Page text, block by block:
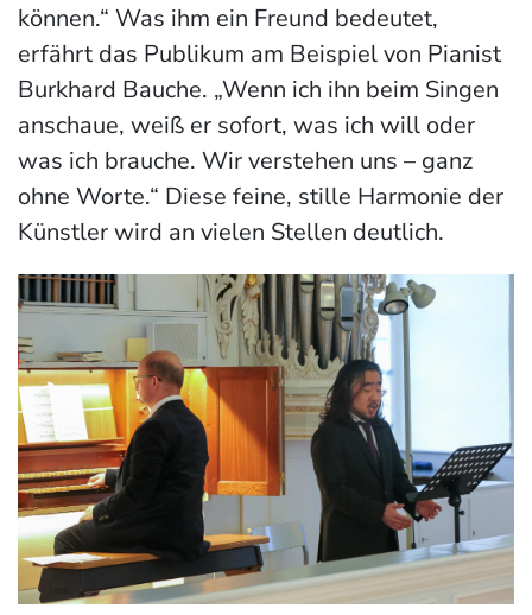
können.“ Was ihm ein Freund bedeutet,
erfährt das Publikum am Beispiel von Pianist
Burkhard Bauche. „Wenn ich ihn beim Singen
anschaue, weiß er sofort, was ich will oder
was ich brauche. Wir verstehen uns – ganz
ohne Worte.“ Diese feine, stille Harmonie der
Künstler wird an vielen Stellen deutlich.